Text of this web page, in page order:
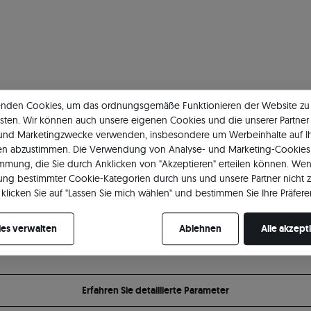
Dimension
45 cm
Art
Erfahren Sie detaillierte Parameter
Cookies, um das ordnungsgemäße Funktionieren der Website zu
Wir können auch unsere eigenen Cookies und die unserer Partner
Marketingzwecke verwenden, insbesondere um Werbeinhalte auf
abzustimmen. Die Verwendung von Analyse- und Marketing-
die Sie durch Anklicken von "Akzeptieren" erteilen können.
bestimmter Cookie-Kategorien durch uns und unsere Partner nicht
Sie auf "Lassen Sie mich wählen" und bestimmen Sie Ihre
verwalten
Ablehnen Alle